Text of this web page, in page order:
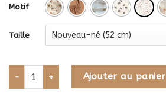
Motif
Taille
quantité de Bonnet naissance
Ajouter au panier